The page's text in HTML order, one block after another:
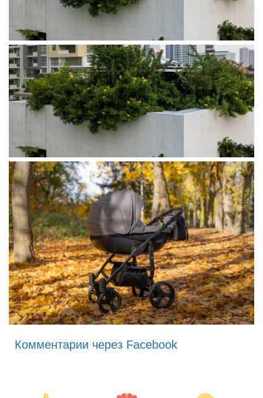
Комментарии через Facebook